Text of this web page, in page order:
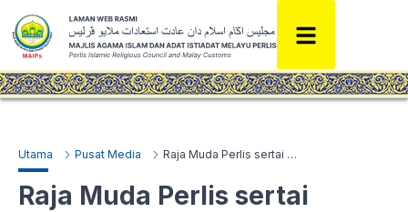
Utama Pusat Media Raja Muda Perlis sertai Kayuhan Jelajah Bahasa Jiwa Bangsa
Raja Muda Perlis sertai